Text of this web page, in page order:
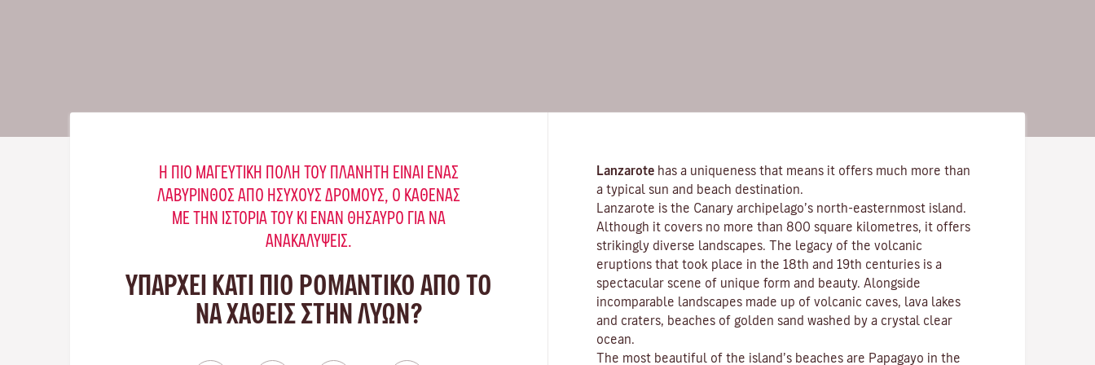
Η ΠΙΟ ΜΑΓΕΥΤΙΚΉ ΠΌΛΗ ΤΟΥ ΠΛΑΝΉΤΗ ΕΊΝΑΙ ΈΝΑΣ
ΛΑΒΎΡΙΝΘΟΣ ΑΠΌ ΉΣΥΧΟΥΣ ΔΡΌΜΟΥΣ, Ο ΚΑΘΈΝΑΣ
ΜΕ ΤΗΝ ΙΣΤΟΡΊΑ ΤΟΥ ΚΙ ΈΝΑΝ ΘΗΣΑΥΡΌ ΓΙΑ ΝΑ
ΑΝΑΚΑΛΎΨΕΙΣ.
ΥΠΑΡΧΕΙ ΚΑΤΙ ΠΙΟ ΡΟΜΑΝΤΙΚΟ ΑΠΟ ΤΟ
ΝΑ ΧΑΘΕΙΣ ΣΤΗΝ ΛΥΏΝ?
Lanzarote has a uniqueness that means it offers much more than
a typical sun and beach destination.
Lanzarote is the Canary archipelago’s north-easternmost island.
Although it covers no more than 800 square kilometres, it offers
strikingly diverse landscapes. The legacy of the volcanic
eruptions that took place in the 18th and 19th centuries is a
spectacular scene of unique form and beauty. Alongside
incomparable landscapes made up of volcanic caves, lava lakes
and craters,
beaches of golden sand washed by a crystal clear
ocean.
The most beautiful of the island’s beaches are Papagayo in the